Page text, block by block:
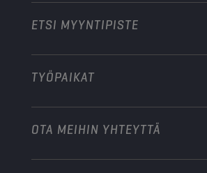
Veneet
ETSI MYYNTIPISTE
TYÖPAIKAT
OTA MEIHIN YHTEYTTÄ